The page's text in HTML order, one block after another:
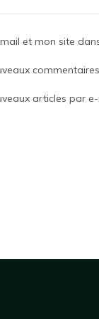
et mon site
articles par